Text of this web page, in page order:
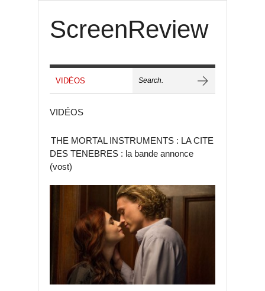
ScreenReview
VIDÉOS
THE MORTAL INSTRUMENTS : LA CITE
DES TENEBRES : la bande annonce
(vost)